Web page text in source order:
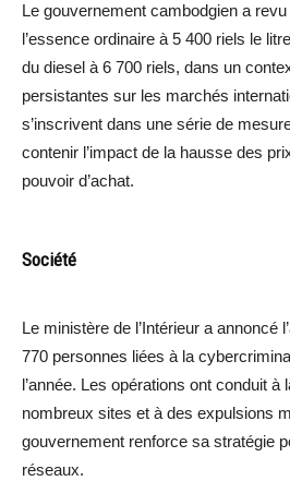
Le gouvernement cambodgien a
l’essence ordinaire à 5 400 riels le
du diesel à 6 700 riels, dans un
persistantes sur les marchés
s’inscrivent dans une série de
contenir l’impact de la hausse des
pouvoir d’achat.
Société
Le ministère de l’Intérieur a annoncé
770 personnes liées à la
l’année. Les opérations ont conduit à
nombreux sites et à des expulsions
gouvernement renforce sa stratégie
réseaux.